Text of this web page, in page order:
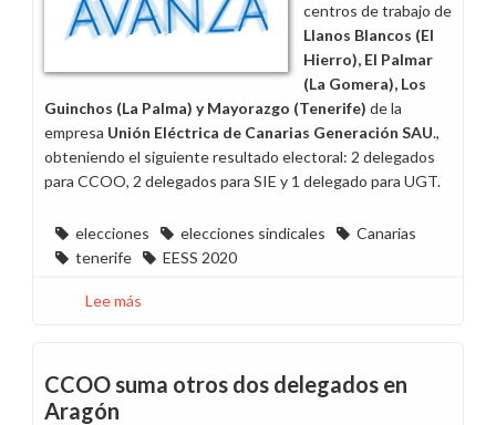
centros de trabajo de
Llanos Blancos (El
Hierro), El Palmar
(La Gomera), Los
Guinchos (La Palma) y Mayorazgo (Tenerife) de la
empresa Unión Eléctrica de Canarias Generación SAU.,
obteniendo el siguiente resultado electoral: 2 delegados
para CCOO, 2 delegados para SIE y 1 delegado para UGT.
elecciones elecciones sindicales
Canarias
tenerife
EESS 2020
Lee más
votado
CCOO suma otros dos delegados en
Aragón